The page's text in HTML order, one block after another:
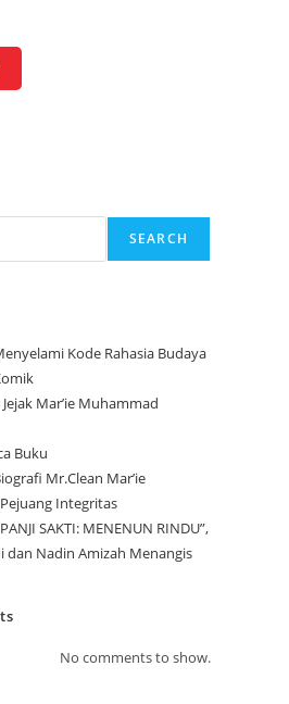
SEARCH
Kode Rahasia Budaya
Mar’ie Muhammad
Buku
Mr.Clean Mar’ie
Integritas
SAKTI: MENENUN RINDU”,
dan Nadin Amizah Menangis
No comments to show.